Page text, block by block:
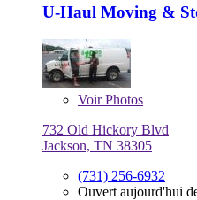
U-Haul Moving &
VoirPhotos
732 Old Hickory Blvd
Jackson, TN 38305
(731) 256-6932
Ouvert aujourd'hui